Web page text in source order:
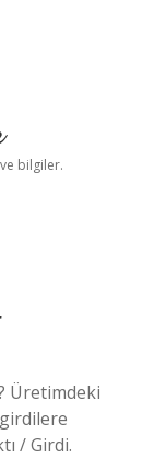
bilgiler.
Üretimdeki
/ Girdi.